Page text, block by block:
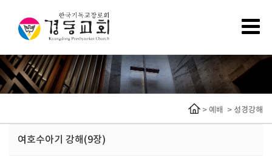
> 예배 > 성경강해
여호수아기 강해(9장)